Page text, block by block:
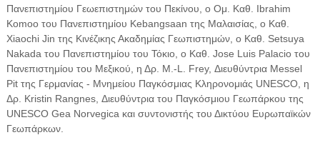
Πανεπιστημίου Γεωεπιστημών του Πεκίνου, ο Ομ. Καθ. Ibrahim
Komoo του Πανεπιστημίου Kebangsaan της Μαλαισίας, ο Καθ.
Xiaochi Jin της Κινέζικης Ακαδημίας Γεωπιστημών, ο Καθ. Setsuya
Nakada του Πανεπιστημίου του Τόκιο, ο Καθ. Jose Luis Palacio του
Πανεπιστημίου του Μεξικού, η Δρ. M.-L. Frey, Διευθύντρια Messel
Pit της Γερμανίας - Μνημείου Παγκόσμιας Κληρονομιάς UNESCO, η
Δρ. Kristin Rangnes, Διευθύντρια του Παγκόσμιου Γεωπάρκου της
UNESCO Gea Norvegica και συντονιστής του Δικτύου Ευρωπαϊκών
Γεωπάρκων.